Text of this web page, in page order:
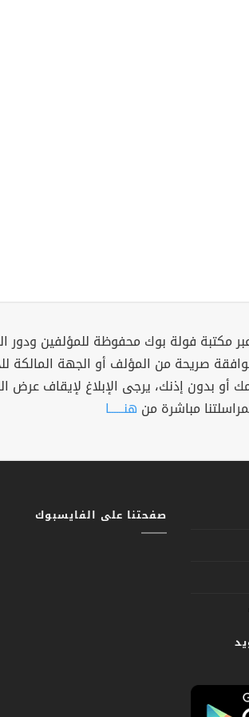
مكتبة فولة بوك محفوظة للمؤلفين ودور
صريحة من المؤلف أو الجهة المالكة
أو بدون إذنك، يرجى الإبلاغ لإيقاف عرض
مباشرة من هنــــــا
صفحتنا على الفايسبوك